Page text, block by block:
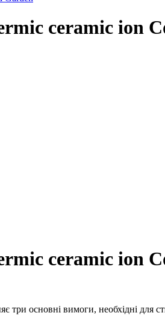
ceramic ion
ceramic ion
основні вимоги, необхідні для